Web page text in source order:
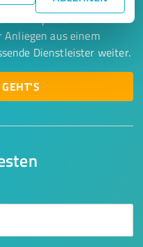
Experten in Ihrer
aus einem
Dienstleister weiter.